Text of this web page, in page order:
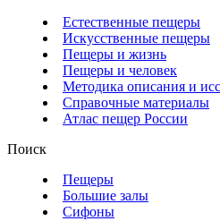
Естественные пещеры
Искусственные пещеры
Пещеры и жизнь
Пещеры и человек
Методика описания и
Справочные материалы
Атлас пещер России
Поиск
Пещеры
Большие залы
Сифоны